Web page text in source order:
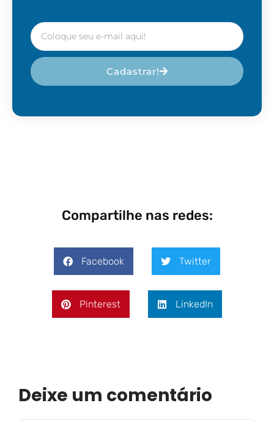
Cadastrar!
Compartilhe nas redes:
Facebook Twitter
Pinterest LinkedIn
Deixe um comentário